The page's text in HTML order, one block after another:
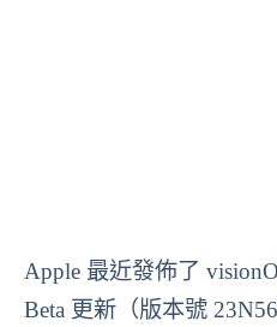
Apple 最近發佈了
Beta 更新（版本號